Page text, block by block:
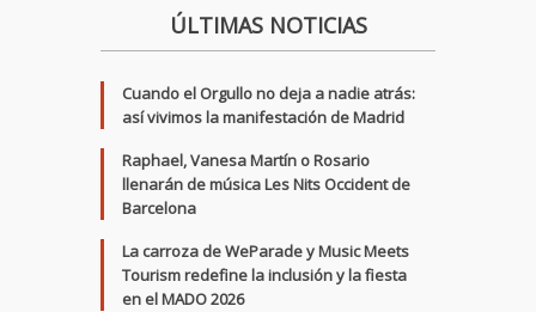
ÚLTIMAS NOTICIAS
Cuando el Orgullo no deja a nadie atrás:
así vivimos la manifestación de Madrid
Raphael, Vanesa Martín o Rosario
llenarán de música Les Nits Occident de
Barcelona
La carroza de WeParade y Music Meets
Tourism redefine la inclusión y la fiesta
en el MADO 2026